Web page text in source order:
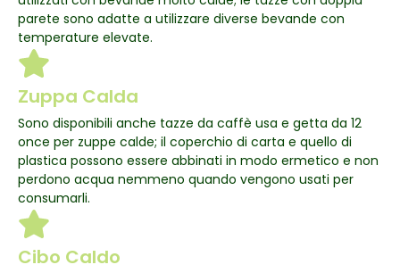
parete sono adatte a utilizzare diverse bevande con
temperature elevate.
Zuppa Calda
Sono disponibili anche tazze da caffè usa e getta da 12
once per zuppe calde; il coperchio di carta e quello di
plastica possono essere abbinati in modo ermetico e non
perdono acqua nemmeno quando vengono usati per
consumarli.
Cibo Caldo